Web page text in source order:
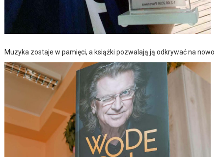
Muzyka zostaje w pamięci, a książki pozwalają ją odkrywać na nowo